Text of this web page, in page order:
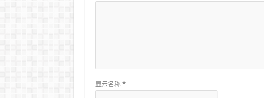
显示名称 *